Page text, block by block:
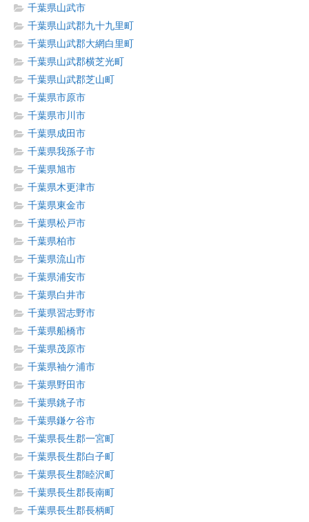
千葉県山武市
千葉県山武郡九十九里町
千葉県山武郡大網白里町
千葉県山武郡横芝光町
千葉県山武郡芝山町
千葉県市原市
千葉県市川市
千葉県成田市
千葉県我孫子市
千葉県旭市
千葉県木更津市
千葉県東金市
千葉県松戸市
千葉県柏市
千葉県流山市
千葉県浦安市
千葉県白井市
千葉県習志野市
千葉県船橋市
千葉県茂原市
千葉県袖ケ浦市
千葉県野田市
千葉県銚子市
千葉県鎌ケ谷市
千葉県長生郡一宮町
千葉県長生郡白子町
千葉県長生郡睦沢町
千葉県長生郡長南町
千葉県長生郡長柄町